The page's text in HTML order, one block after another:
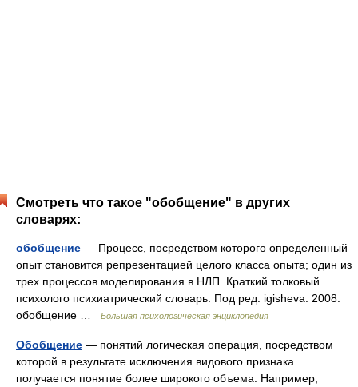
Смотреть что такое "обобщение" в других
словарях:
обобщение — Процесс, посредством которого определенный
опыт становится репрезентацией целого класса опыта; один из
трех процессов моделирования в НЛП. Краткий толковый
психолого психиатрический словарь. Под ред. igisheva. 2008.
обобщение …
Большая психологическая энциклопедия
Обобщение — понятий логическая операция, посредством
которой в результате исключения видового признака
получается понятие более широкого объема. Например,